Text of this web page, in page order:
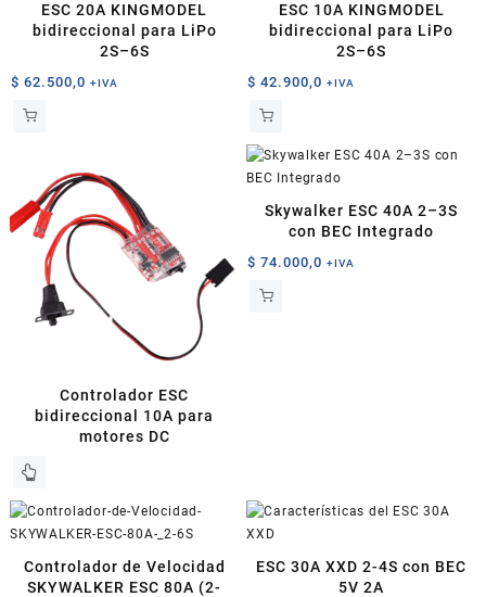
ESC 20A KINGMODEL
bidireccional para LiPo
2S–6S
$ 62.500,0 +IVA
ESC 10A KINGMODEL
bidireccional para LiPo
2S–6S
$ 42.900,0 +IVA
Controlador ESC
bidireccional 10A para
motores DC
Skywalker ESC 40A 2–3S
con BEC Integrado
$ 74.000,0 +IVA
Controlador de Velocidad
SKYWALKER ESC 80A (2-
ESC 30A XXD 2-4S con BEC
5V 2A